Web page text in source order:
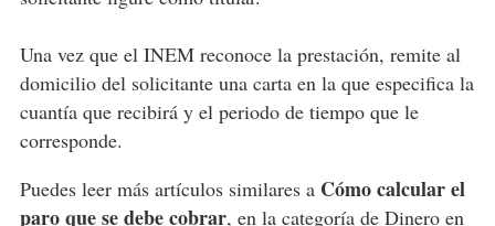
Una vez que el INEM reconoce la prestación, remite al
domicilio del solicitante una carta en la que especifica la
cuantía que recibirá y el periodo de tiempo que le
corresponde.
Puedes leer más artículos similares a Cómo calcular el
paro que se debe cobrar, en la categoría de Dineroen